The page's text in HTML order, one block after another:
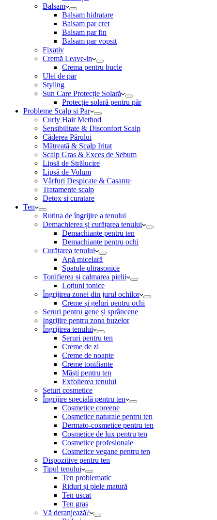
Balsam
Balsam hidratare
Balsam par cret
Balsam par fin
Balsam par vopsit
Fixativ
Cremă Leave-in
Crema pentru bucle
Ulei de par
Styling
Sun Care Protecție Solară
Protecție solară pentru păr
Probleme Scalp si Par
Curly Hair Method
Sensibilitate & Disconfort Scalp
Căderea Părului
Mătreață & Scalp Iritat
Scalp Gras & Exces de Sebum
Lipsă de Strălucire
Lipsă de Volum
Vârfuri Despicate & Casante
Tratamente scalp
Detox si curatare
Ten
Rutina de îngrijire a tenului
Demachierea și curățarea tenului
Demachiante pentru ten
Demachiante pentru ochi
Curățarea tenului
Apă micelară
Spatule ultrasonice
Tonifierea și calmarea pielii
Loțiuni tonice
Îngrijirea zonei din jurul ochilor
Creme și geluri pentru ochi
Seruri pentru gene și sprâncene
Ingrijire pentru zona buzelor
Îngrijirea tenului
Seruri pentru ten
Creme de zi
Creme de noapte
Creme tonifiante
Măști pentru ten
Exfolierea tenului
Seturi cosmetice
Îngrijire specială pentru ten
Cosmetice coreene
Cosmetice naturale pentru ten
Dermato-cosmetice pentru ten
Cosmetice de lux pentru ten
Cosmetice profesionale
Cosmetice vegane pentru ten
Dispozitive pentru ten
Tipul tenului
Ten problematic
Riduri și piele matură
Ten uscat
Ten gras
Vă deranjează?